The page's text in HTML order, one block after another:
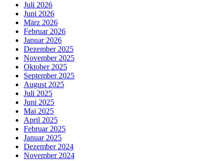
Juli 2026
Juni 2026
März 2026
Februar 2026
Januar 2026
Dezember 2025
November 2025
Oktober 2025
September 2025
August 2025
Juli 2025
Juni 2025
Mai 2025
April 2025
Februar 2025
Januar 2025
Dezember 2024
November 2024